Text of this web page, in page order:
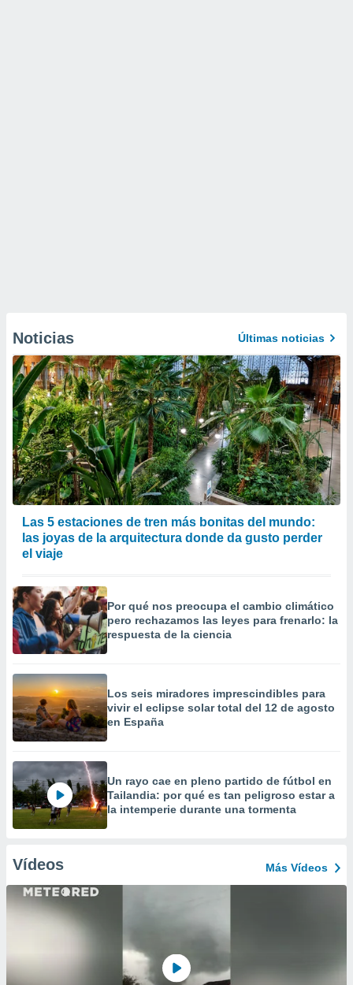
Noticias Últimas noticias
Las 5 estaciones de tren más bonitas del mundo:
las joyas de la arquitectura donde da gusto perder
el viaje
Por qué nos preocupa el cambio climático
pero rechazamos las leyes para frenarlo: la
respuesta de la ciencia
Los seis miradores imprescindibles para
vivir el eclipse solar total del 12 de agosto
en España
Un rayo cae en pleno partido de fútbol en
Tailandia: por qué es tan peligroso estar a
la intemperie durante una tormenta
Vídeos Más Vídeos